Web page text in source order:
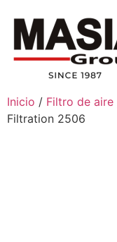
Inicio / Filtro de aire
Filtration 2506